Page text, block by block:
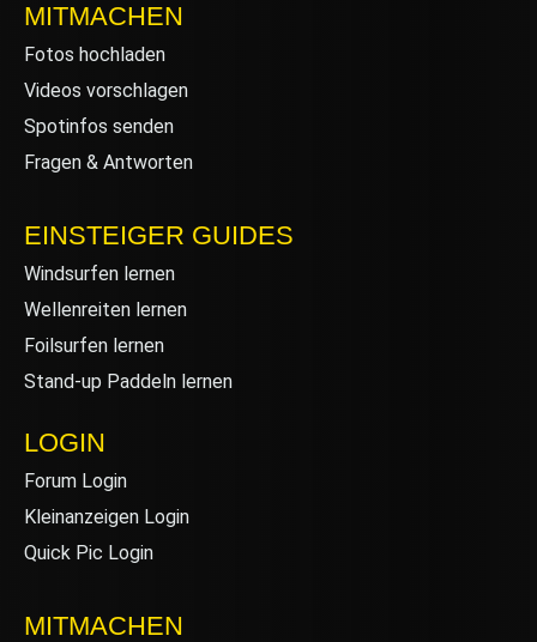
MITMACHEN
Fotos hochladen
Videos vorschlagen
Spotinfos senden
Fragen & Antworten
EINSTEIGER GUIDES
Windsurfen lernen
Wellenreiten lernen
Foilsurfen lernen
Stand-up Paddeln lernen
LOGIN
Forum Login
Kleinanzeigen Login
Quick Pic Login
MITMACHEN